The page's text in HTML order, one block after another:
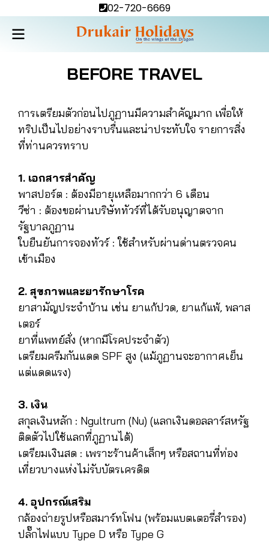
02-720-6669
BEFORE TRAVEL
การเตรียมตัวก่อนไปภูฏานมีความสำคัญมาก เพื่อให้
ทริปเป็นไปอย่างราบรื่นและน่าประทับใจ รายการสิ่ง
ที่ท่านควรทราบ
1. เอกสารสำคัญ
พาสปอร์ต : ต้องมีอายุเหลือมากกว่า 6 เดือน
วีซ่า : ต้องขอผ่านบริษัททัวร์ที่ได้รับอนุญาตจาก
รัฐบาลภูฏาน
ใบยืนยันการจองทัวร์ : ใช้สำหรับผ่านด่านตรวจคน
เข้าเมือง
2. สุขภาพและยารักษาโรค
ยาสามัญประจำบ้าน เช่น ยาแก้ปวด, ยาแก้แพ้, พลาส
เตอร์
ยาที่แพทย์สั่ง (หากมีโรคประจำตัว)
เตรียมครีมกันแดด SPF สูง (แม้ภูฏานจะอากาศเย็น
แต่แดดแรง)
3. เงิน
สกุลเงินหลัก : Ngultrum (Nu) (แลกเงินดอลลาร์สหรัฐ
ติดตัวไปใช้แลกที่ภูฏานได้)
เตรียมเงินสด : เพราะร้านค้าเล็กๆ หรือสถานที่ท่อง
เที่ยวบางแห่งไม่รับบัตรเครดิต
4. อุปกรณ์เสริม
กล้องถ่ายรูปหรือสมาร์ทโฟน (พร้อมแบตเตอรี่สำรอง)
ปลั๊กไฟแบบ Type D หรือ Type G